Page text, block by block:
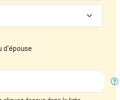
d'épouse